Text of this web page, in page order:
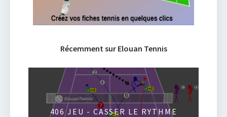
Récemment sur Elouan Tennis
406 JEU - CASSER LE RYTHME